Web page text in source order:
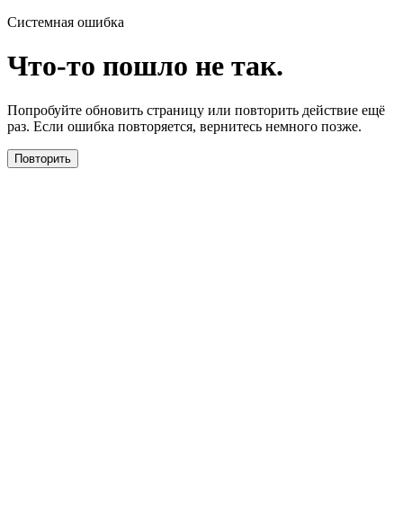
Системная ошибка
Что-то пошло не так.
Попробуйте обновить страницу или повторить действие ещё
раз. Если ошибка повторяется, вернитесь немного позже.
Повторить